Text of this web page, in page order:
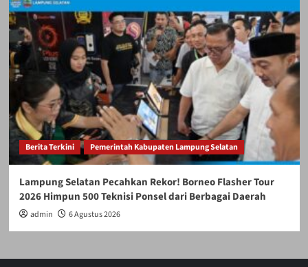
Berita Terkini Pemerintah Kabupaten Lampung Selatan
Lampung Selatan Pecahkan Rekor! Borneo Flasher Tour
2026 Himpun 500 Teknisi Ponsel dari Berbagai Daerah
admin 6 Agustus 2026